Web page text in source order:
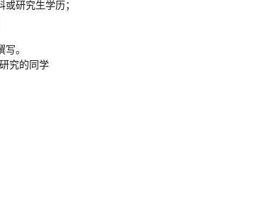
或研究生学历；
。
究的同学